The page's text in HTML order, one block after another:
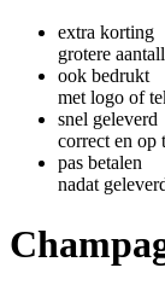
extra korting
grotere
ook bedrukt
met logo of
snel geleverd
correct en op
pas betalen
nadat